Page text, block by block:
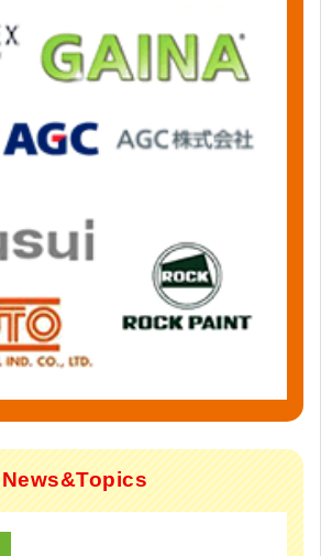
News&Topics